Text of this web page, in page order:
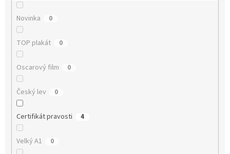
Novinka 0
TOP plakát 0
Oscarový film 0
Český lev 0
Certifikát pravosti 4
Velký A1 0